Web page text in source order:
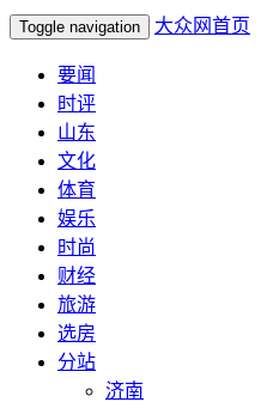
Toggle navigation 大众网首页
要闻
时评
山东
文化
体育
娱乐
时尚
财经
旅游
选房
分站
济南